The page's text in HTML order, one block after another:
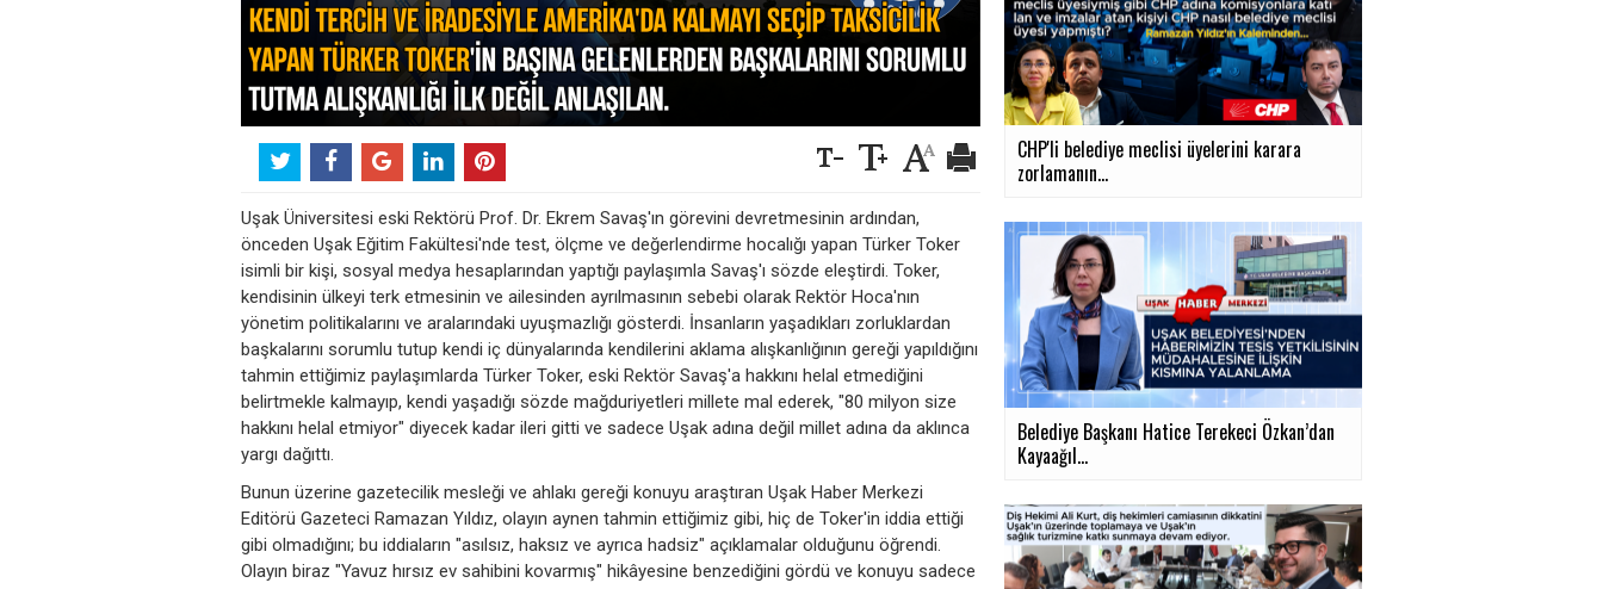
Uşak Üniversitesi eski Rektörü Prof. Dr. Ekrem Savaş'ın görevini devretmesinin ardından,
önceden Uşak Eğitim Fakültesi'nde test, ölçme ve değerlendirme hocalığı yapan Türker Toker
isimli bir kişi, sosyal medya hesaplarından yaptığı paylaşımla Savaş'ı sözde eleştirdi. Toker,
kendisinin ülkeyi terk etmesinin ve ailesinden ayrılmasının sebebi olarak Rektör Hoca'nın
yönetim politikalarını ve aralarındaki uyuşmazlığı gösterdi. İnsanların yaşadıkları zorluklardan
başkalarını sorumlu tutup kendi iç dünyalarında kendilerini aklama alışkanlığının gereği yapıldığını
tahmin ettiğimiz paylaşımlarda Türker Toker, eski Rektör Savaş'a hakkını helal etmediğini
belirtmekle kalmayıp, kendi yaşadığı sözde mağduriyetleri millete mal ederek, "80 milyon size
hakkını helal etmiyor" diyecek kadar ileri gitti ve sadece Uşak adına değil millet adına da aklınca
yargı dağıttı.
Bunun üzerine gazetecilik mesleği ve ahlakı gereği konuyu araştıran Uşak Haber Merkezi
Editörü Gazeteci Ramazan Yıldız, olayın aynen tahmin ettiğimiz gibi, hiç de Toker'in iddia ettiği
gibi olmadığını; bu iddiaların "asılsız, haksız ve ayrıca hadsiz" açıklamalar olduğunu öğrendi.
Olayın biraz "Yavuz hırsız ev sahibini kovarmış" hikâyesine benzediğini gördü ve konuyu sadece
CHP'li belediye meclisi üyelerini karara
zorlamanın...
Belediye Başkanı Hatice Terekeci Özkan’dan
Kayaağıl...